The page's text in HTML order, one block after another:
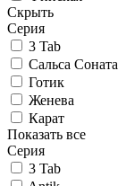
Скрыть
Серия
3 Tab
Сальса Соната
Готик
Женева
Карат
Показать все
Серия
3 Tab